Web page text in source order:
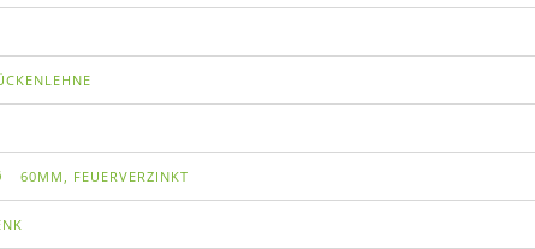
60MM, FEUERVERZINKT